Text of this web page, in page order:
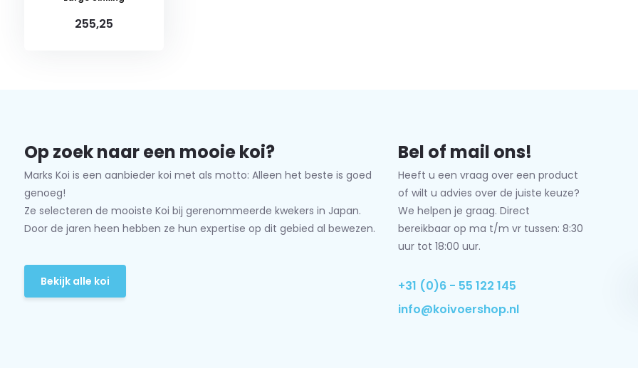
255,25
Op zoek naar een mooie koi?
Marks Koi is een aanbieder koi met als motto: Alleen het beste is goed
genoeg!
Ze selecteren de mooiste Koi bij gerenommeerde kwekers in Japan.
Door de jaren heen hebben ze hun expertise op dit gebied al bewezen.
Bekijk alle koi
Bel of mail ons!
Heeft u een vraag over een product
of wilt u advies over de juiste keuze?
We helpen je graag. Direct
bereikbaar op ma t/m vr tussen: 8:30
uur tot 18:00 uur.
+31 (0)6 - 55 122 145
info@koivoershop.nl